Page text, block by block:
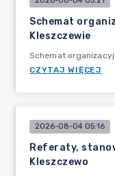
Schemat
Kleszczewie
Schemat
CZYTAJ WIĘCEJ
2026-08-04 05:16
Referaty,
Kleszczewo